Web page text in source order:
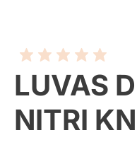
LUVAS
NITRI